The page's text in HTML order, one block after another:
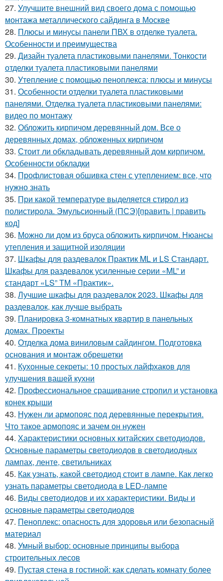
27. Улучшите внешний вид своего дома с помощью
монтажа металлического сайдинга в Москве
28. Плюсы и минусы панели ПВХ в отделке туалета.
Особенности и преимущества
29. Дизайн туалета пластиковыми панелями. Тонкости
отделки туалета пластиковыми панелями
30. Утепление с помощью пеноплекса: плюсы и минусы
31. Особенности отделки туалета пластиковыми
панелями. Отделка туалета пластиковыми панелями:
видео по монтажу
32. Обложить кирпичом деревянный дом. Все о
деревянных домах, обложенных кирпичом
33. Стоит ли обкладывать деревянный дом кирпичом.
Особенности обкладки
34. Профлистовая обшивка стен с утеплением: все, что
нужно знать
35. При какой температуре выделяется стирол из
полистирола. Эмульсионный (ПСЭ)[править | править
код]
36. Можно ли дом из бруса обложить кирпичом. Нюансы
утепления и защитной изоляции
37. Шкафы для раздевалок Практик ML и LS Стандарт.
Шкафы для раздевалок усиленные серии «ML” и
стандарт «LS” ТМ «Практик».
38. Лучшие шкафы для раздевалок 2023. Шкафы для
раздевалок, как лучше выбрать
39. Планировка 3-комнатных квартир в панельных
домах. Проекты
40. Отделка дома виниловым сайдингом. Подготовка
основания и монтаж обрешетки
41. Кухонные секреты: 10 простых лайфхаков для
улучшения вашей кухни
42. Профессиональное сращивание стропил и установка
конек крыши
43. Нужен ли армопояс под деревянные перекрытия.
Что такое армопояс и зачем он нужен
44. Характеристики основных китайских светодиодов.
Основные параметры светодиодов в светодиодных
лампах, ленте, светильниках
45. Как узнать, какой светодиод стоит в лампе. Как легко
узнать параметры светодиода в LED-лампе
46. Виды светодиодов и их характеристики. Виды и
основные параметры светодиодов
47. Пеноплекс: опасность для здоровья или безопасный
материал
48. Умный выбор: основные принципы выбора
строительных лесов
49. Пустая стена в гостиной: как сделать комнату более